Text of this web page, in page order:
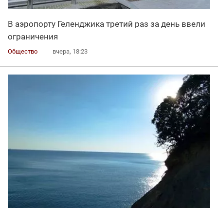
В аэропорту Геленджика третий раз за день ввели
ограничения
Общество вчера, 18:23